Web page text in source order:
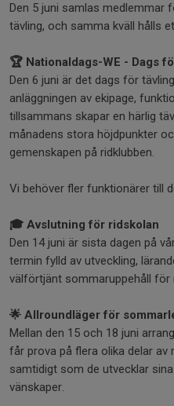
Den 5 juni samlas medlemmar
tävling, och samma kväll hålls
🏆 Nationaldags-WE - Dags
Den 6 juni är det dags för
anläggningen av ekipage,
tillsammans skapar en härlig
månadens stora höjdpunkter
gemenskapen på ridklubben.
Vi behöver fler funktionärer till
🎓 Avslutning för ridskolan
Den 14 juni är sista dagen på
termin fylld av utveckling,
välförtjänt sommaruppehåll för
🌟 Allroundläger för
Mellan den 15 och 18 juni
får prova på flera olika delar av
samtidigt som de utvecklar
vänskaper.